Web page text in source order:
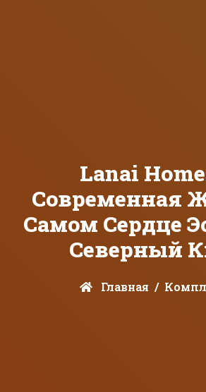
Lanai
Современная
Самом Сердце
Северный
Главная